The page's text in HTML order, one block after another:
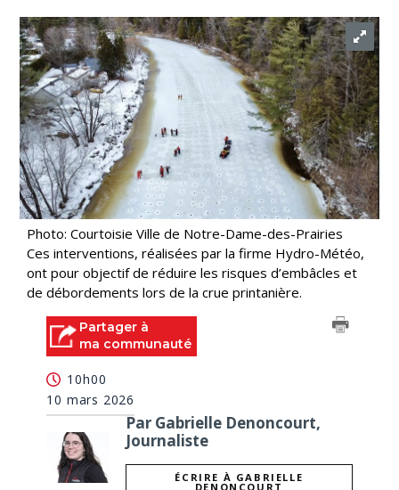
Photo: Courtoisie Ville de Notre-Dame-des-Prairies
Ces interventions, réalisées par la firme Hydro-Météo,
ont pour objectif de réduire les risques d’embâcles et
de débordements lors de la crue printanière.
Partager à
ma communauté
10h00
10 mars 2026
Par Gabrielle Denoncourt,
Journaliste
ÉCRIRE À GABRIELLE
DENONCOURT